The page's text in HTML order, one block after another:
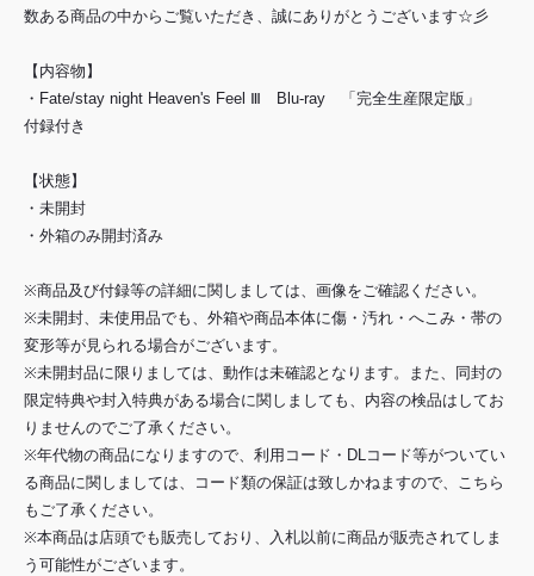
数ある商品の中からご覧いただき、誠にありがとうございます☆彡
【内容物】
・Fate/stay night Heaven's Feel Ⅲ Blu-ray 「完全生産限定版」
付録付き
【状態】
・未開封
・外箱のみ開封済み
※商品及び付録等の詳細に関しましては、画像をご確認ください。
※未開封、未使用品でも、外箱や商品本体に傷・汚れ・へこみ・帯の
変形等が見られる場合がございます。
※未開封品に限りましては、動作は未確認となります。また、同封の
限定特典や封入特典がある場合に関しましても、内容の検品はしてお
りませんのでご了承ください。
※年代物の商品になりますので、利用コード・DLコード等がついてい
る商品に関しましては、コード類の保証は致しかねますので、こちら
もご了承ください。
※本商品は店頭でも販売しており、入札以前に商品が販売されてしま
う可能性がございます。